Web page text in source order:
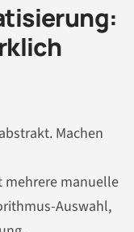
Machen
mehrere manuelle
Auswahl,